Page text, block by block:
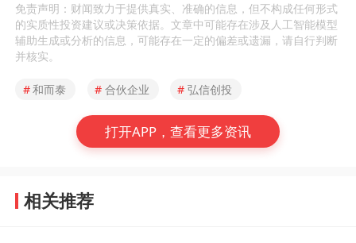
免责声明：财闻致力于提供真实、准确的信息，但不构成任何形式
的实质性投资建议或决策依据。文章中可能存在涉及人工智能模型
辅助生成或分析的信息，可能存在一定的偏差或遗漏，请自行判断
并核实。
#和而泰 # 合伙企业 # 弘信创投
打开APP，查看更多资讯
相关推荐